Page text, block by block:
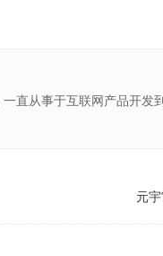
直从事于互联网产品开发
元